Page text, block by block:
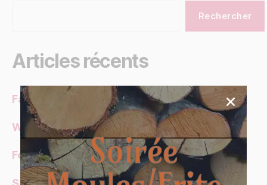
Rechercher
Articles récents
Family Gathering
Wine Degustation
Forest AdventuresSoirée